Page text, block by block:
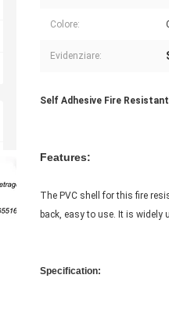
Colore:
Evidenziare:
Self Adhesive Fire
Features:
The PVC shell for this fire
back, easy to use. It is widely
Specification: